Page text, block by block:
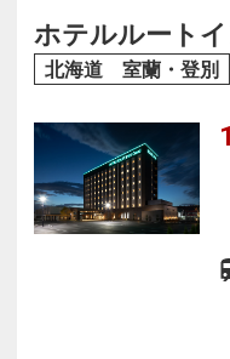
してくれます。
露天付貸切温泉風
ホテルルート
北海道 室蘭・登別